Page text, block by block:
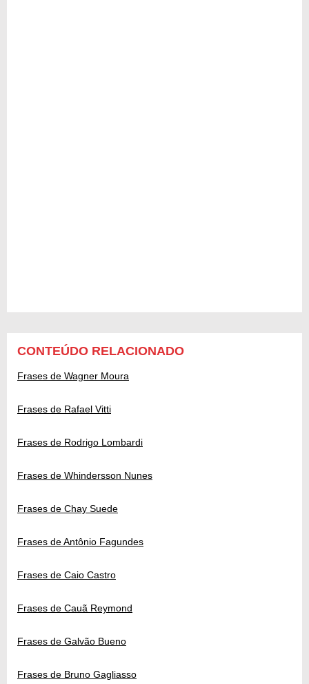
CONTEÚDO RELACIONADO
Frases de Wagner Moura
Frases de Rafael Vitti
Frases de Rodrigo Lombardi
Frases de Whindersson Nunes
Frases de Chay Suede
Frases de Antônio Fagundes
Frases de Caio Castro
Frases de Cauã Reymond
Frases de Galvão Bueno
Frases de Bruno Gagliasso